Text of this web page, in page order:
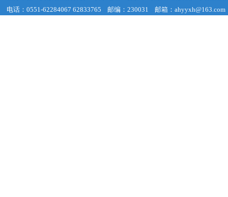
电话：0551-62284067 62833765 邮编：230031
邮箱：ahyyxh@163.com